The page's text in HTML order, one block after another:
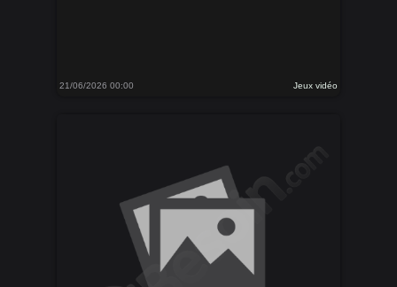
21/06/2026 00:00 Jeux vidéo